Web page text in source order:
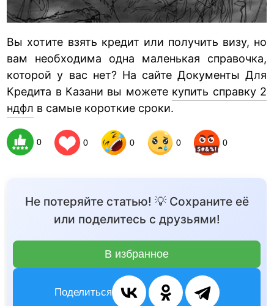
Вы хотите взять кредит или получить визу, но
вам необходима одна маленькая справочка,
которой у вас нет? На сайте Документы Для
Кредита в Казани вы можете купить справку 2
ндфл в самые короткие сроки.
0 0 0 0 0
Не потеряйте статью! 💡 Сохраните её
или поделитесь с друзьями!
В избранное
Поделиться